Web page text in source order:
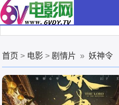
首页 > 电影 > 剧情片 »妖神令